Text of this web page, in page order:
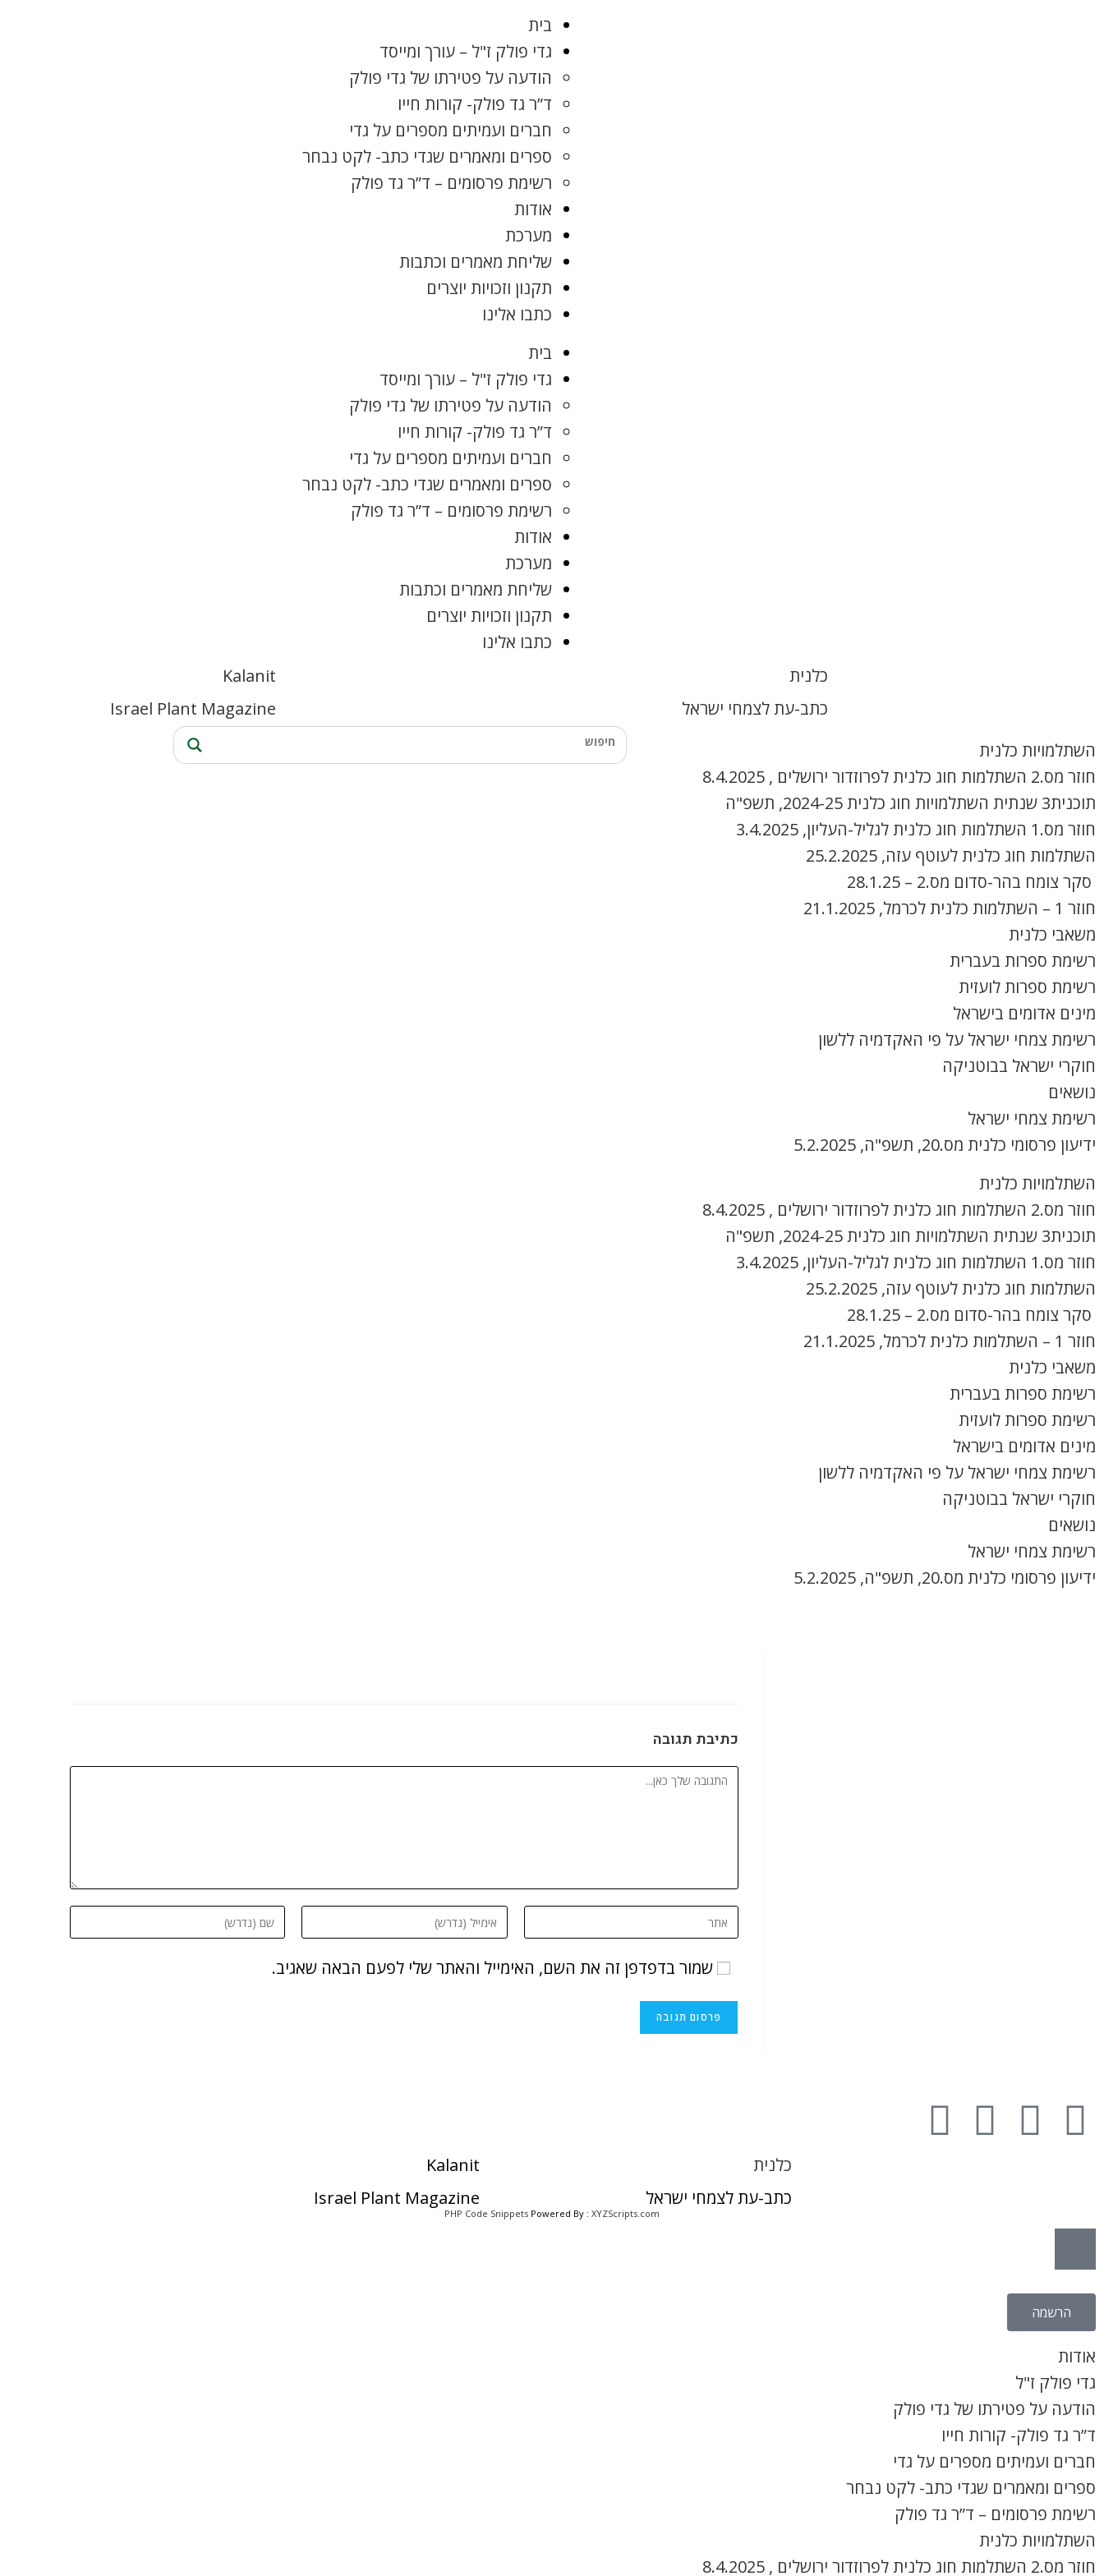
בית
גדי פולק ז"ל – עורך ומייסד
הודעה על פטירתו של גדי פולק
ד”ר גד פולק- קורות חייו
חברים ועמיתים מספרים על גדי
ספרים ומאמרים שגדי כתב- לקט נבחר
רשימת פרסומים – ד”ר גד פולק
אודות
מערכת
שליחת מאמרים וכתבות
תקנון וזכויות יוצרים
כתבו אלינו
בית
גדי פולק ז"ל – עורך ומייסד
הודעה על פטירתו של גדי פולק
ד”ר גד פולק- קורות חייו
חברים ועמיתים מספרים על גדי
ספרים ומאמרים שגדי כתב- לקט נבחר
רשימת פרסומים – ד”ר גד פולק
אודות
מערכת
שליחת מאמרים וכתבות
תקנון וזכויות יוצרים
כתבו אלינו
כלנית
כתב-עת לצמחי ישראל
Kalanit
Israel Plant Magazine
השתלמויות כלנית
חוזר מס.2 השתלמות חוג כלנית לפרוזדור ירושלים , 8.4.2025
תוכנית3 שנתית השתלמויות חוג כלנית 2024-25, תשפ"ה
חוזר מס.1 השתלמות חוג כלנית לגליל-העליון, 3.4.2025
השתלמות חוג כלנית לעוטף עזה, 25.2.2025
סקר צומח בהר-סדום מס.2 – 28.1.25
חוזר 1 – השתלמות כלנית לכרמל, 21.1.2025
משאבי כלנית
רשימת ספרות בעברית
רשימת ספרות לועזית
מינים אדומים בישראל
רשימת צמחי ישראל על פי האקדמיה ללשון
חוקרי ישראל בבוטניקה
נושאים
רשימת צמחי ישראל
ידיעון פרסומי כלנית מס.20, תשפ"ה, 5.2.2025
השתלמויות כלנית
חוזר מס.2 השתלמות חוג כלנית לפרוזדור ירושלים , 8.4.2025
תוכנית3 שנתית השתלמויות חוג כלנית 2024-25, תשפ"ה
חוזר מס.1 השתלמות חוג כלנית לגליל-העליון, 3.4.2025
השתלמות חוג כלנית לעוטף עזה, 25.2.2025
סקר צומח בהר-סדום מס.2 – 28.1.25
חוזר 1 – השתלמות כלנית לכרמל, 21.1.2025
משאבי כלנית
רשימת ספרות בעברית
רשימת ספרות לועזית
מינים אדומים בישראל
רשימת צמחי ישראל על פי האקדמיה ללשון
חוקרי ישראל בבוטניקה
נושאים
רשימת צמחי ישראל
ידיעון פרסומי כלנית מס.20, תשפ"ה, 5.2.2025
כתיבת תגובה
שמור בדפדפן זה את השם, האימייל והאתר שלי לפעם הבאה שאגיב.
כלנית
כתב-עת לצמחי ישראל
Kalanit
Israel Plant Magazine
PHP Code Snippets Powered By : XYZScripts.com
הרשמה
אודות
גדי פולק ז"ל
הודעה על פטירתו של גדי פולק
ד”ר גד פולק- קורות חייו
חברים ועמיתים מספרים על גדי
ספרים ומאמרים שגדי כתב- לקט נבחר
רשימת פרסומים – ד”ר גד פולק
השתלמויות כלנית
חוזר מס.2 השתלמות חוג כלנית לפרוזדור ירושלים , 8.4.2025